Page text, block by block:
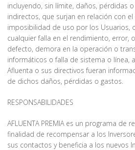
incluyendo, sin límite, daños, pérdidas
indirectos, que surjan en relación con
imposibilidad de uso por los Usuarios,
cualquier falla en el rendimiento, error,
defecto, demora en la operación o
informáticos o falla de sistema o línea,
Afluenta o sus directivos fueran
de dichos daños, pérdidas o gastos.
RESPONSABILIDADES
AFLUENTA PREMIA es un programa de
finalidad de recompensar a los
sus contactos y beneficia a los nuevos